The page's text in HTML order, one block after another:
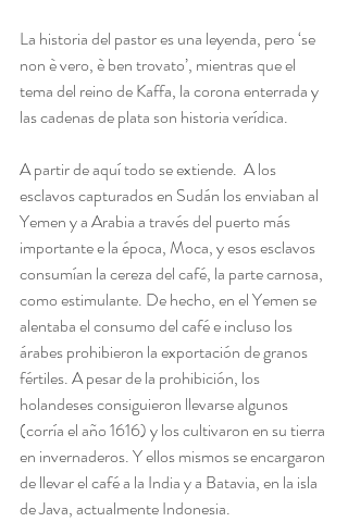
La historia del pastor es una leyenda, pero ‘se
non è vero, è ben trovato’, mientras que el
tema del reino de Kaffa, la corona enterrada y
las cadenas de plata son historia verídica.
A partir de aquí todo se extiende.  A los
esclavos capturados en Sudán los enviaban al
Yemen y a Arabia a través del puerto más
importante e la época, Moca, y esos esclavos
consumían la cereza del café, la parte carnosa,
como estimulante. De hecho, en el Yemen se
alentaba el consumo del café e incluso los
árabes prohibieron la exportación de granos
fértiles. A pesar de la prohibición, los
holandeses consiguieron llevarse algunos
(corría el año 1616) y los cultivaron en su tierra
en invernaderos. Y ellos mismos se encargaron
de llevar el café a la India y a Batavia, en la isla
de Java, actualmente Indonesia.